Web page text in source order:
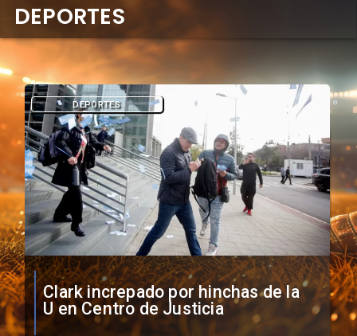
Vozinha firma contrato con Colo
Colo como nuevo arquero
DEPORTES
DEPORTES